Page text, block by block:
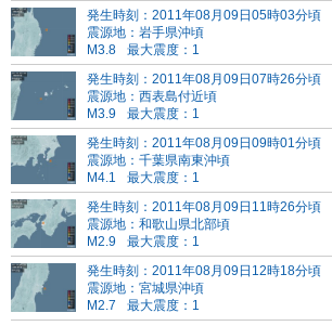
発生時刻：2011年08月09日05時03分頃
震源地：岩手県沖頃
M3.8
最大震度：1
発生時刻：2011年08月09日07時26分頃
震源地：西表島付近頃
M3.9
最大震度：1
発生時刻：2011年08月09日09時01分頃
震源地：千葉県南東沖頃
M4.1
最大震度：1
発生時刻：2011年08月09日11時26分頃
震源地：和歌山県北部頃
M2.9
最大震度：1
発生時刻：2011年08月09日12時18分頃
震源地：宮城県沖頃
M2.7
最大震度：1